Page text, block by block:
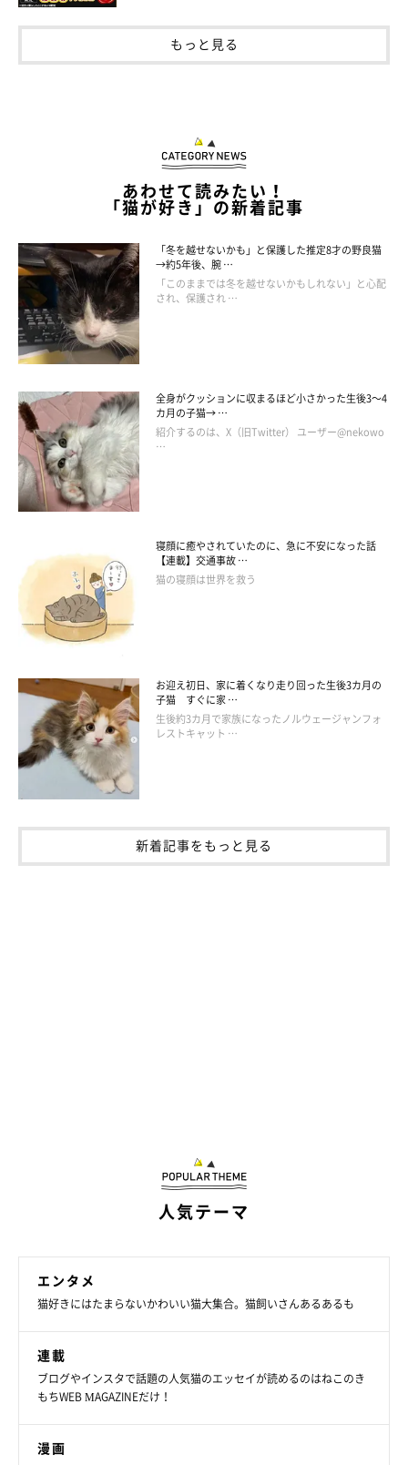
もっと見る
あわせて読みたい！
「猫が好き」の新着記事
「冬を越せないかも」と保護した推定8才の野良猫
→約5年後、腕 …
「このままでは冬を越せないかもしれない」と心配
され、保護され …
全身がクッションに収まるほど小さかった生後3～4
カ月の子猫→ …
紹介するのは、X（旧Twitter） ユーザー@nekowo
…
寝顔に癒やされていたのに、急に不安になった話
【連載】交通事故 …
猫の寝顔は世界を救う
お迎え初日、家に着くなり走り回った生後3カ月の
子猫 すぐに家 …
生後約3カ月で家族になったノルウェージャンフォ
レストキャット …
新着記事をもっと見る
人気テーマ
エンタメ
猫好きにはたまらないかわいい猫大集合。猫飼いさんあるあるも
連載
ブログやインスタで話題の人気猫のエッセイが読めるのはねこのき
もちWEB MAGAZINEだけ！
漫画